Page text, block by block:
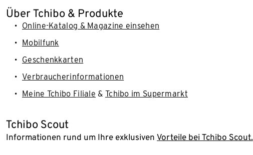
Über Tchibo & Produkte
Online-Katalog & Magazine einsehen
Mobilfunk
Geschenkkarten
Verbraucherinformationen
Meine Tchibo Filiale & Tchibo im Supermarkt
Tchibo Scout
Informationen rund um Ihre exklusiven Vorteile bei Tchibo Scout.